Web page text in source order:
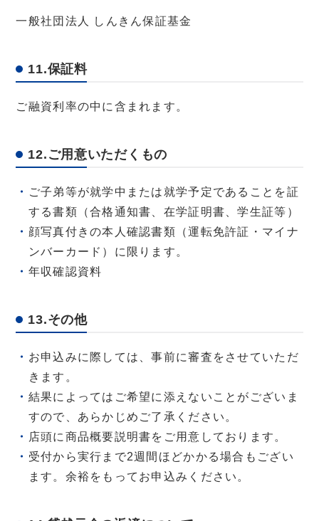
一般社団法人 しんきん保証基金
11.保証料
ご融資利率の中に含まれます。
12.ご用意いただくもの
ご子弟等が就学中または就学予定であることを証
する書類（合格通知書、在学証明書、学生証等）
顔写真付きの本人確認書類（運転免許証・マイナ
ンバーカード）に限ります。
年収確認資料
13.その他
お申込みに際しては、事前に審査をさせていただ
きます。
結果によってはご希望に添えないことがございま
すので、あらかじめご了承ください。
店頭に商品概要説明書をご用意しております。
受付から実行まで2週間ほどかかる場合もござい
ます。余裕をもってお申込みください。